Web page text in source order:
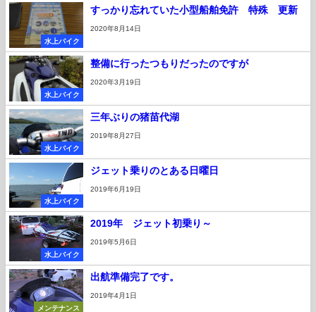
水上バイク
すっかり忘れていた小型船舶免許 特殊 更新
2020年8月14日
水上バイク
整備に行ったつもりだったのですが
2020年3月19日
水上バイク
三年ぶりの猪苗代湖
2019年8月27日
水上バイク
ジェット乗りのとある日曜日
2019年6月19日
水上バイク
2019年 ジェット初乗り～
2019年5月6日
メンテナンス
出航準備完了です。
2019年4月1日